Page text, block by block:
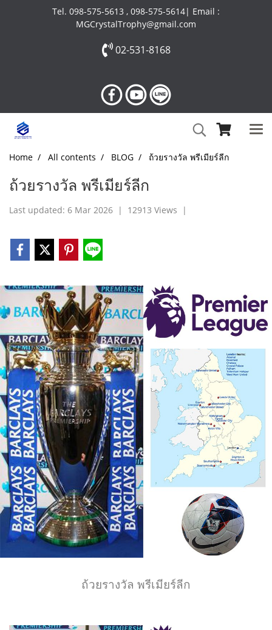
Tel. 098-575-5613 , 098-575-5614| Email :
MGCrystalTrophy@gmail.com
02-531-8168
Home All contents BLOG ถ้วยรางวัล พรีเมียร์ลีก
ถ้วยรางวัล พรีเมียร์ลีก
Last updated: 6 Mar 2026 | 12913 Views |
ถ้วยรางวัล พรีเมียร์ลีก